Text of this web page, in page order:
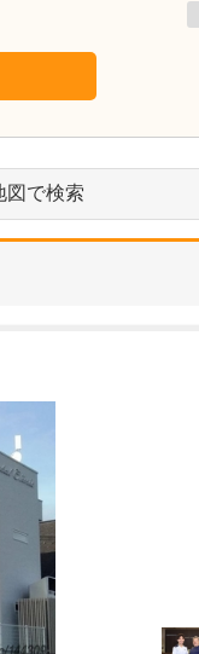
図で検索
ースクリニック安田
仁院長
で対応して
はご夫婦そ
を受けてい
結果に加え